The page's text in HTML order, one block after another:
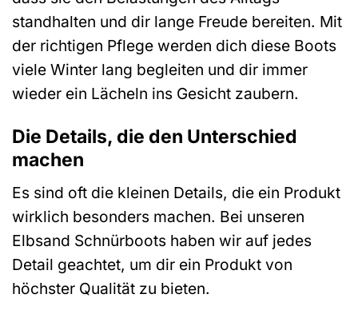
standhalten und dir lange Freude bereiten. Mit
der richtigen Pflege werden dich diese Boots
viele Winter lang begleiten und dir immer
wieder ein Lächeln ins Gesicht zaubern.
Die Details, die den Unterschied
machen
Es sind oft die kleinen Details, die ein Produkt
wirklich besonders machen. Bei unseren
Elbsand Schnürboots haben wir auf jedes
Detail geachtet, um dir ein Produkt von
höchster Qualität zu bieten.